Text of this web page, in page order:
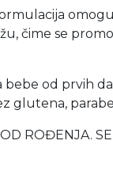
čime se
bebe od prvih
glutena,
ROĐENJA.